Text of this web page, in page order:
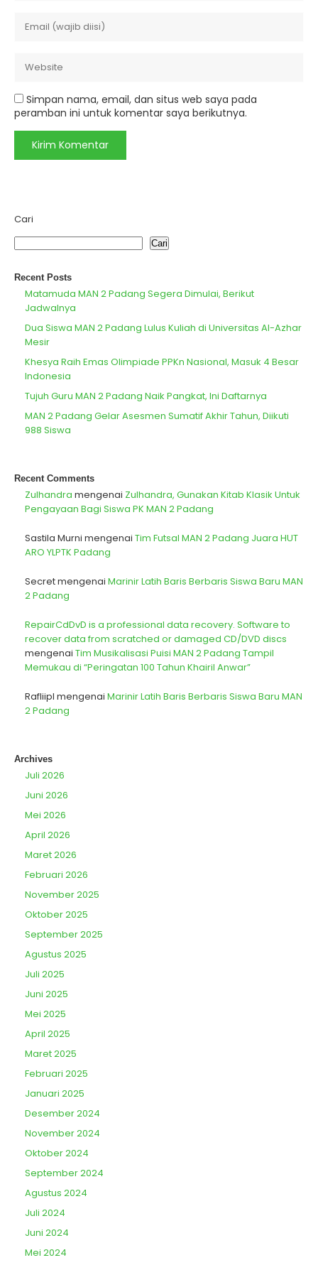
Simpan nama, email, dan situs web saya pada
peramban ini untuk komentar saya berikutnya.
Cari
Cari
Recent Posts
Matamuda MAN 2 Padang Segera Dimulai, Berikut
Jadwalnya
Dua Siswa MAN 2 Padang Lulus Kuliah di Universitas Al-Azhar
Mesir
Khesya Raih Emas Olimpiade PPKn Nasional, Masuk 4 Besar
Indonesia
Tujuh Guru MAN 2 Padang Naik Pangkat, Ini Daftarnya
MAN 2 Padang Gelar Asesmen Sumatif Akhir Tahun, Diikuti
988 Siswa
Recent Comments
Zulhandra mengenai Zulhandra, Gunakan Kitab Klasik Untuk
Pengayaan Bagi Siswa PK MAN 2 Padang
Sastila Murni mengenai Tim Futsal MAN 2 Padang Juara HUT
ARO YLPTK Padang
Secretmengenai Marinir Latih Baris Berbaris Siswa Baru MAN
2 Padang
RepairCdDvD is a professional data recovery. Software to
recover data from scratched or damaged CD/DVD discs
mengenai Tim Musikalisasi Puisi MAN 2 Padang Tampil
Memukau di “Peringatan 100 Tahun Khairil Anwar”
Rafliipl mengenai Marinir Latih Baris Berbaris Siswa Baru MAN
2 Padang
Archives
Juli 2026
Juni 2026
Mei 2026
April 2026
Maret 2026
Februari 2026
November 2025
Oktober 2025
September 2025
Agustus 2025
Juli 2025
Juni 2025
Mei 2025
April 2025
Maret 2025
Februari 2025
Januari 2025
Desember 2024
November 2024
Oktober 2024
September 2024
Agustus 2024
Juli 2024
Juni 2024
Mei 2024